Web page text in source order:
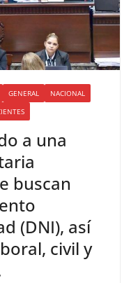
GENERAL
NACIONAL
a una
buscan
(DNI), así
civil y